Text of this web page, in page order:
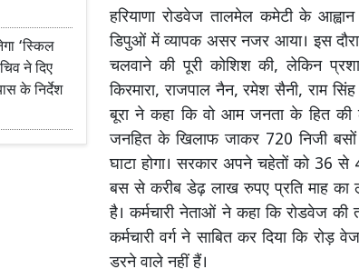
‘स्किल
ने दिए
के निर्देश
हरियाणा रोडवेज तालमेल कमेटी के
डिपुओं में व्यापक असर नजर आया। इस
चलवाने की पूरी कोशिश की, लेकिन
किरमारा, राजपाल नैन, रमेश सैनी, राम
बूरा ने कहा कि वो आम जनता के हित की
जनहित के खिलाफ जाकर 720 निजी बसों
घाटा होगा। सरकार अपने चहेतों को 36
बस से करीब डेढ़ लाख रुपए प्रति माह का
है। कर्मचारी नेताओं ने कहा कि रोडवेज
कर्मचारी वर्ग ने साबित कर दिया कि रोड़
डरने वाले नहीं हैं।